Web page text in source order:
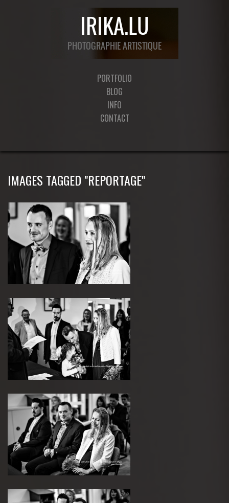
PORTFOLIO
BLOG
INFO
CONTACT
IMAGES TAGGED "REPORTAGE"